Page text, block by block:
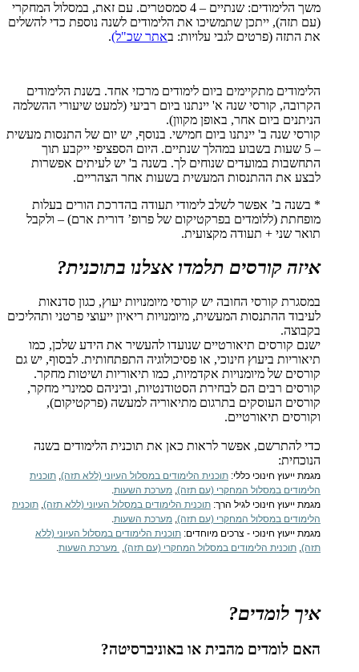
משך הלימודים: שנתיים – 4 סמסטרים. עם זאת, במסלול המחקרי
(עם תזה), ייתכן שתמשיכו את הלימודים לשנה נוספת כדי להשלים
את התזה (פרטים לגבי עלויות: באתר שכ"ל).
הלימודים מתקיימים ביום לימודים מרכזי אחד. בשנת הלימודים
הקרובה, קורסי שנה א' יינתנו ביום רביעי (למעט שיעורי ההשלמה
הניתנים ביום אחר, באופן מקוון).
קורסי שנה ב' יינתנו ביום חמישי. בנוסף, יש יום של התנסות מעשית
– 5 שעות בשבוע במהלך שנתיים. היום הספציפי ייקבע תוך
התחשבות במועדים שנוחים לך. בשנה ב' יש לעיתים אפשרות
לבצע את ההתנסות המעשית בשעות אחר הצהריים.
* בשנה ב’ אפשר לשלב לימודי תעודה בהדרכת הורים בעלות
מופחתת (ללומדים בפרקטיקום של פרופ’ דורית ארם) – ולקבל
תואר שני + תעודה מקצועית.
איזה קורסים תלמדו אצלנו בתוכנית?
במסגרת קורסי החובה יש קורסי מיומנויות יעוץ, כגון סדנאות
לעיבוד ההתנסות המעשית, מיומנויות ריאיון ייעוצי פרטני ותהליכים
בקבוצה.
ישנם קורסים תיאורטיים שנועדו להעשיר את הידע שלכן, כמו
תיאוריות ביעוץ חינוכי, או פסיכולוגיה התפתחותית. לבסוף, יש גם
קורסים של מיומנויות אקדמיות, כמו תיאוריות ושיטות מחקר.
קורסים רבים הם לבחירת הסטודנטיות, וביניהם סמינרי מחקר,
קורסים העוסקים בתרגום מתיאוריה למעשה (פרקטיקום),
וקורסים תיאורטיים.
כדי להתרשם, אפשר לראות כאן את תוכנית הלימודים בשנה
הנוכחית:
מגמת ייעוץ חינוכי כללי: תוכנית הלימודים במסלול העיוני (ללא תזה), תוכנית
הלימודים במסלול המחקרי (עם תזה), מערכת השעות.
מגמת ייעוץ חינוכי לגיל הרך: תוכנית הלימודים במסלול העיוני (ללא תזה), תוכנית
הלימודים במסלול המחקרי (עם תזה), מערכת השעות.
מגמת ייעוץ חינוכי - צרכים מיוחדים: תוכנית הלימודים במסלול העיוני (ללא
תזה), תוכנית הלימודים במסלול המחקרי (עם תזה), מערכת השעות.
איך לומדים?
האם לומדים מהבית או באוניברסיטה?